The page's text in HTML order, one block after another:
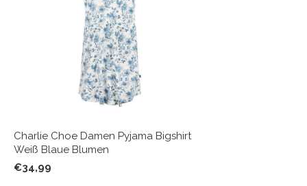
Charlie Choe Damen Pyjama Bigshirt
Weiß Blaue Blumen
€34,99